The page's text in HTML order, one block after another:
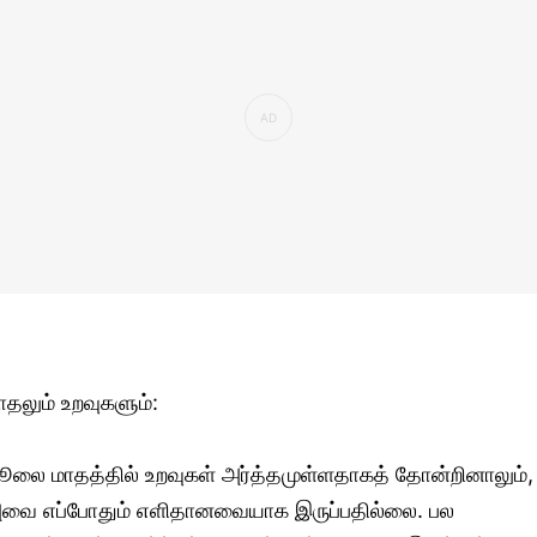
உறவுகளும்:
மாதத்தில் உறவுகள் அர்த்தமுள்ளதாகத் தோன்றினாலும்,
எப்போதும் எளிதானவையாக இருப்பதில்லை. பல